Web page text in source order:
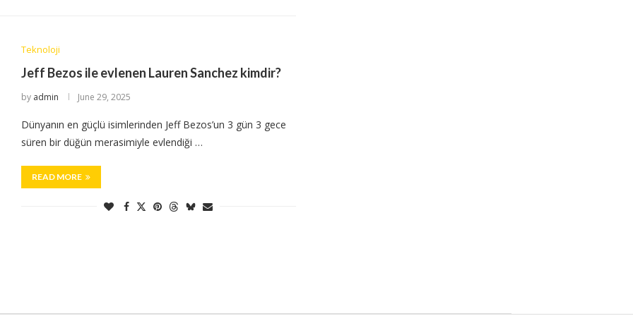
Teknoloji
Jeff Bezos ile evlenen Lauren Sanchez kimdir?
by admin June 29, 2025
Dünyanın en güçlü isimlerinden Jeff Bezos’un 3 gün 3 gece
süren bir düğün merasimiyle evlendiği …
READ MORE